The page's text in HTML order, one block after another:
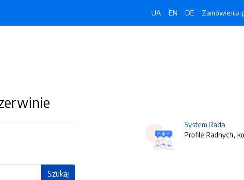
UA EN DE Zamówienia
Szukaj
System Rada
Profile Radnych,